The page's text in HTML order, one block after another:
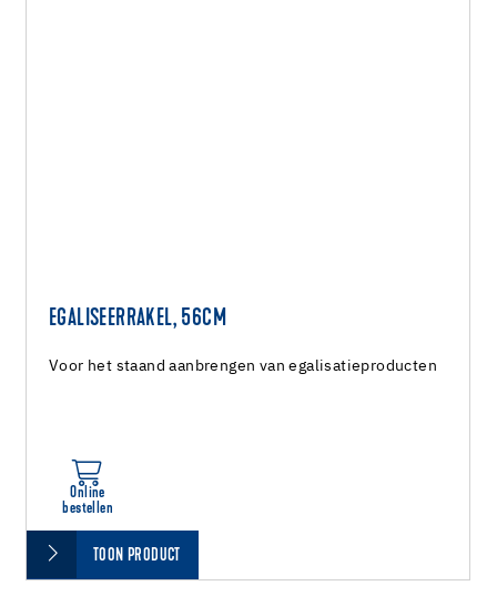
EGALISEERRAKEL, 56CM
Voor het staand aanbrengen van egalisatieproducten
Online
bestellen
TOON PRODUCT